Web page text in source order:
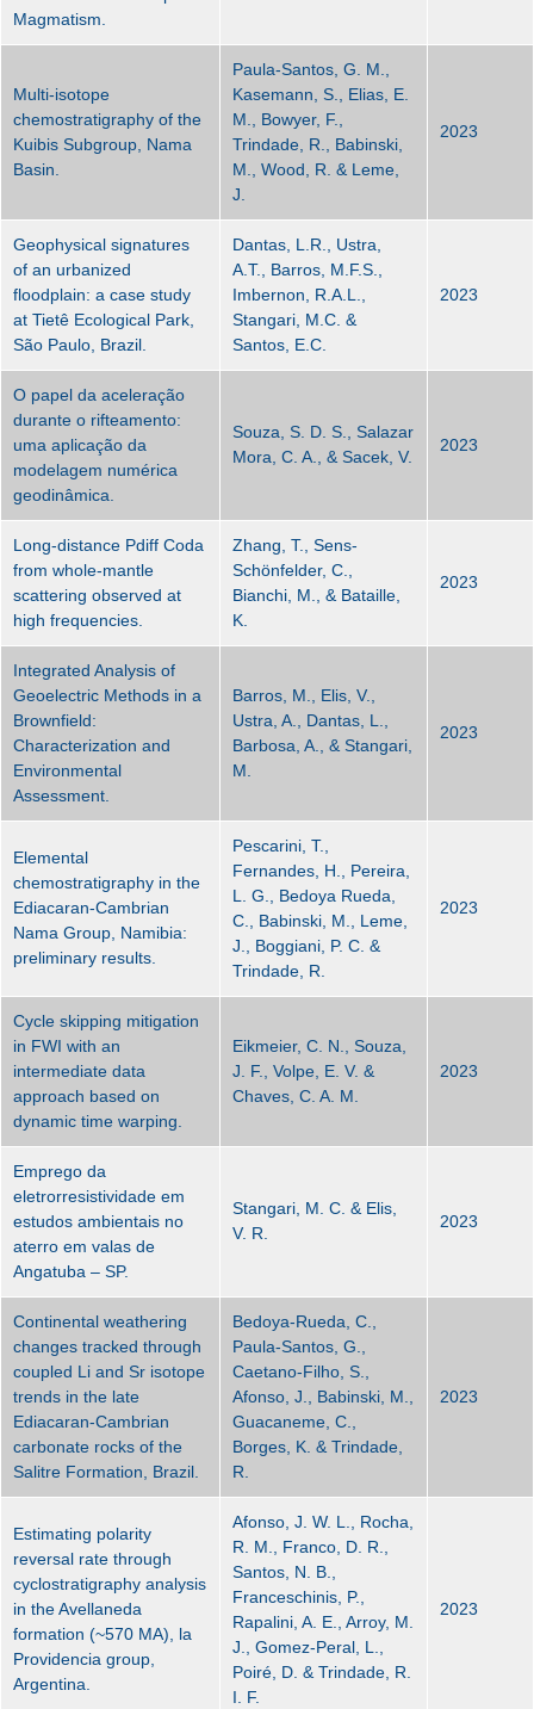
Magmatism.
Multi-isotope
chemostratigraphy of the
Kuibis Subgroup, Nama
Basin.
Paula-Santos, G. M.,
Kasemann, S., Elias, E.
M., Bowyer, F.,
Trindade, R., Babinski,
M., Wood, R. & Leme,
J.
2023
Geophysical signatures
of an urbanized
floodplain: a case study
at Tietê Ecological Park,
São Paulo, Brazil.
Dantas, L.R., Ustra,
A.T., Barros, M.F.S.,
Imbernon, R.A.L.,
Stangari, M.C. &
Santos, E.C.
2023
O papel da aceleração
durante o rifteamento:
uma aplicação da
modelagem numérica
geodinâmica.
Souza, S. D. S., Salazar
Mora, C. A., & Sacek, V.
2023
Long-distance Pdiff Coda
from whole-mantle
scattering observed at
high frequencies.
Zhang, T., Sens-
Schönfelder, C.,
Bianchi, M., & Bataille,
K.
2023
Integrated Analysis of
Geoelectric Methods in a
Brownfield:
Characterization and
Environmental
Assessment.
Barros, M., Elis, V.,
Ustra, A., Dantas, L.,
Barbosa, A., & Stangari,
M.
2023
Elemental
chemostratigraphy in the
Ediacaran-Cambrian
Nama Group, Namibia:
preliminary results.
Pescarini, T.,
Fernandes, H., Pereira,
L. G., Bedoya Rueda,
C., Babinski, M., Leme,
J., Boggiani, P. C. &
Trindade, R.
2023
Cycle skipping mitigation
in FWI with an
intermediate data
approach based on
dynamic time warping.
Eikmeier, C. N., Souza,
J. F., Volpe, E. V. &
Chaves, C. A. M.
2023
Emprego da
eletrorresistividade em
estudos ambientais no
aterro em valas de
Angatuba – SP.
Stangari, M. C. & Elis,
V. R.
2023
Continental weathering
changes tracked through
coupled Li and Sr isotope
trends in the late
Ediacaran-Cambrian
carbonate rocks of the
Salitre Formation, Brazil.
Bedoya-Rueda, C.,
Paula-Santos, G.,
Caetano-Filho, S.,
Afonso, J., Babinski, M.,
Guacaneme, C.,
Borges, K. & Trindade,
R.
2023
Estimating polarity
reversal rate through
cyclostratigraphy analysis
in the Avellaneda
formation (~570 MA), la
Providencia group,
Argentina.
Afonso, J. W. L., Rocha,
R. M., Franco, D. R.,
Santos, N. B.,
Franceschinis, P.,
Rapalini, A. E., Arroy, M.
J., Gomez-Peral, L.,
Poiré, D. & Trindade, R.
I. F.
2023